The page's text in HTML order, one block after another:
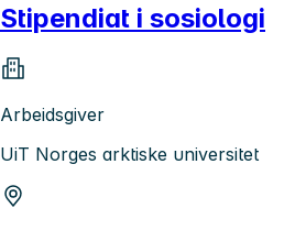
Stipendiat i sosiologi
Arbeidsgiver
UiT Norges arktiske universitet